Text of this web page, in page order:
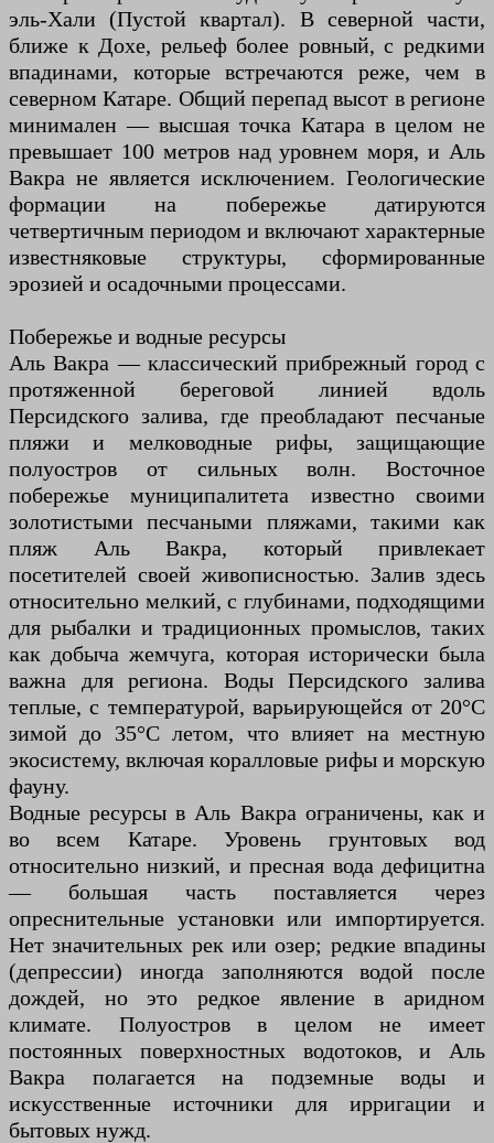
эль-Хали (Пустой квартал). В северной части,
ближе к Дохе, рельеф более ровный, с редкими
впадинами, которые встречаются реже, чем в
северном Катаре. Общий перепад высот в регионе
минимален — высшая точка Катара в целом не
превышает 100 метров над уровнем моря, и Аль
Вакра не является исключением. Геологические
формации на побережье датируются
четвертичным периодом и включают характерные
известняковые структуры, сформированные
эрозией и осадочными процессами.
Побережье и водные ресурсы
Аль Вакра — классический прибрежный город с
протяженной береговой линией вдоль
Персидского залива, где преобладают песчаные
пляжи и мелководные рифы, защищающие
полуостров от сильных волн. Восточное
побережье муниципалитета известно своими
золотистыми песчаными пляжами, такими как
пляж Аль Вакра, который привлекает
посетителей своей живописностью. Залив здесь
относительно мелкий, с глубинами, подходящими
для рыбалки и традиционных промыслов, таких
как добыча жемчуга, которая исторически была
важна для региона. Воды Персидского залива
теплые, с температурой, варьирующейся от 20°C
зимой до 35°C летом, что влияет на местную
экосистему, включая коралловые рифы и морскую
фауну.
Водные ресурсы в Аль Вакра ограничены, как и
во всем Катаре. Уровень грунтовых вод
относительно низкий, и пресная вода дефицитна
— большая часть поставляется через
опреснительные установки или импортируется.
Нет значительных рек или озер; редкие впадины
(депрессии) иногда заполняются водой после
дождей, но это редкое явление в аридном
климате. Полуостров в целом не имеет
постоянных поверхностных водотоков, и Аль
Вакра полагается на подземные воды и
искусственные источники для ирригации и
бытовых нужд.